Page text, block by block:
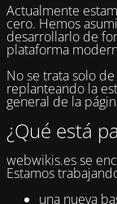
Actualmente
cero. Hemos
desarrollarlo de
plataforma
No se trata solo
replanteando la
general de la
¿Qué está
webwikis.es se
Estamos
una nueva